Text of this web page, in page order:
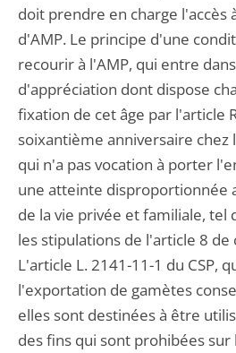
doit prendre en charge l'accès
d'AMP. Le principe d'une
recourir à l'AMP, qui entre
d'appréciation dont dispose
fixation de cet âge par l'article
soixantième anniversaire
qui n'a pas vocation à porter
une atteinte disproportionnée
de la vie privée et familiale, tel
les stipulations de l'article 8
L'article L. 2141-11-1 du CSP,
l'exportation de gamètes
elles sont destinées à être
des fins qui sont prohibées